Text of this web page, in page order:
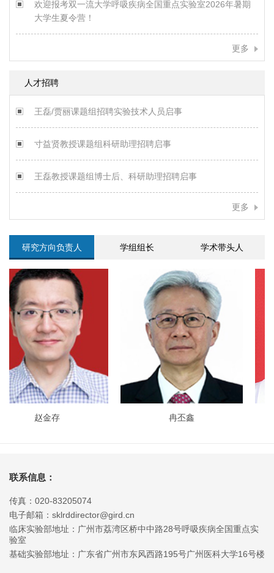
欢迎报考双一流大学呼吸疾病全国重点实验室2026年暑期
大学生夏令营！
更多
人才招聘
王磊/贾丽课题组招聘实验技术人员启事
寸益贤教授课题组科研助理招聘启事
王磊教授课题组博士后、科研助理招聘启事
更多
研究方向负责人 学组组长 学术带头人
赵金存 冉丕鑫
联系信息：
传真：020-83205074
电子邮箱：sklrddirector@gird.cn
临床实验部地址：广州市荔湾区桥中中路28号呼吸疾病全国重点实
验室
基础实验部地址：广东省广州市东风西路195号广州医科大学16号楼